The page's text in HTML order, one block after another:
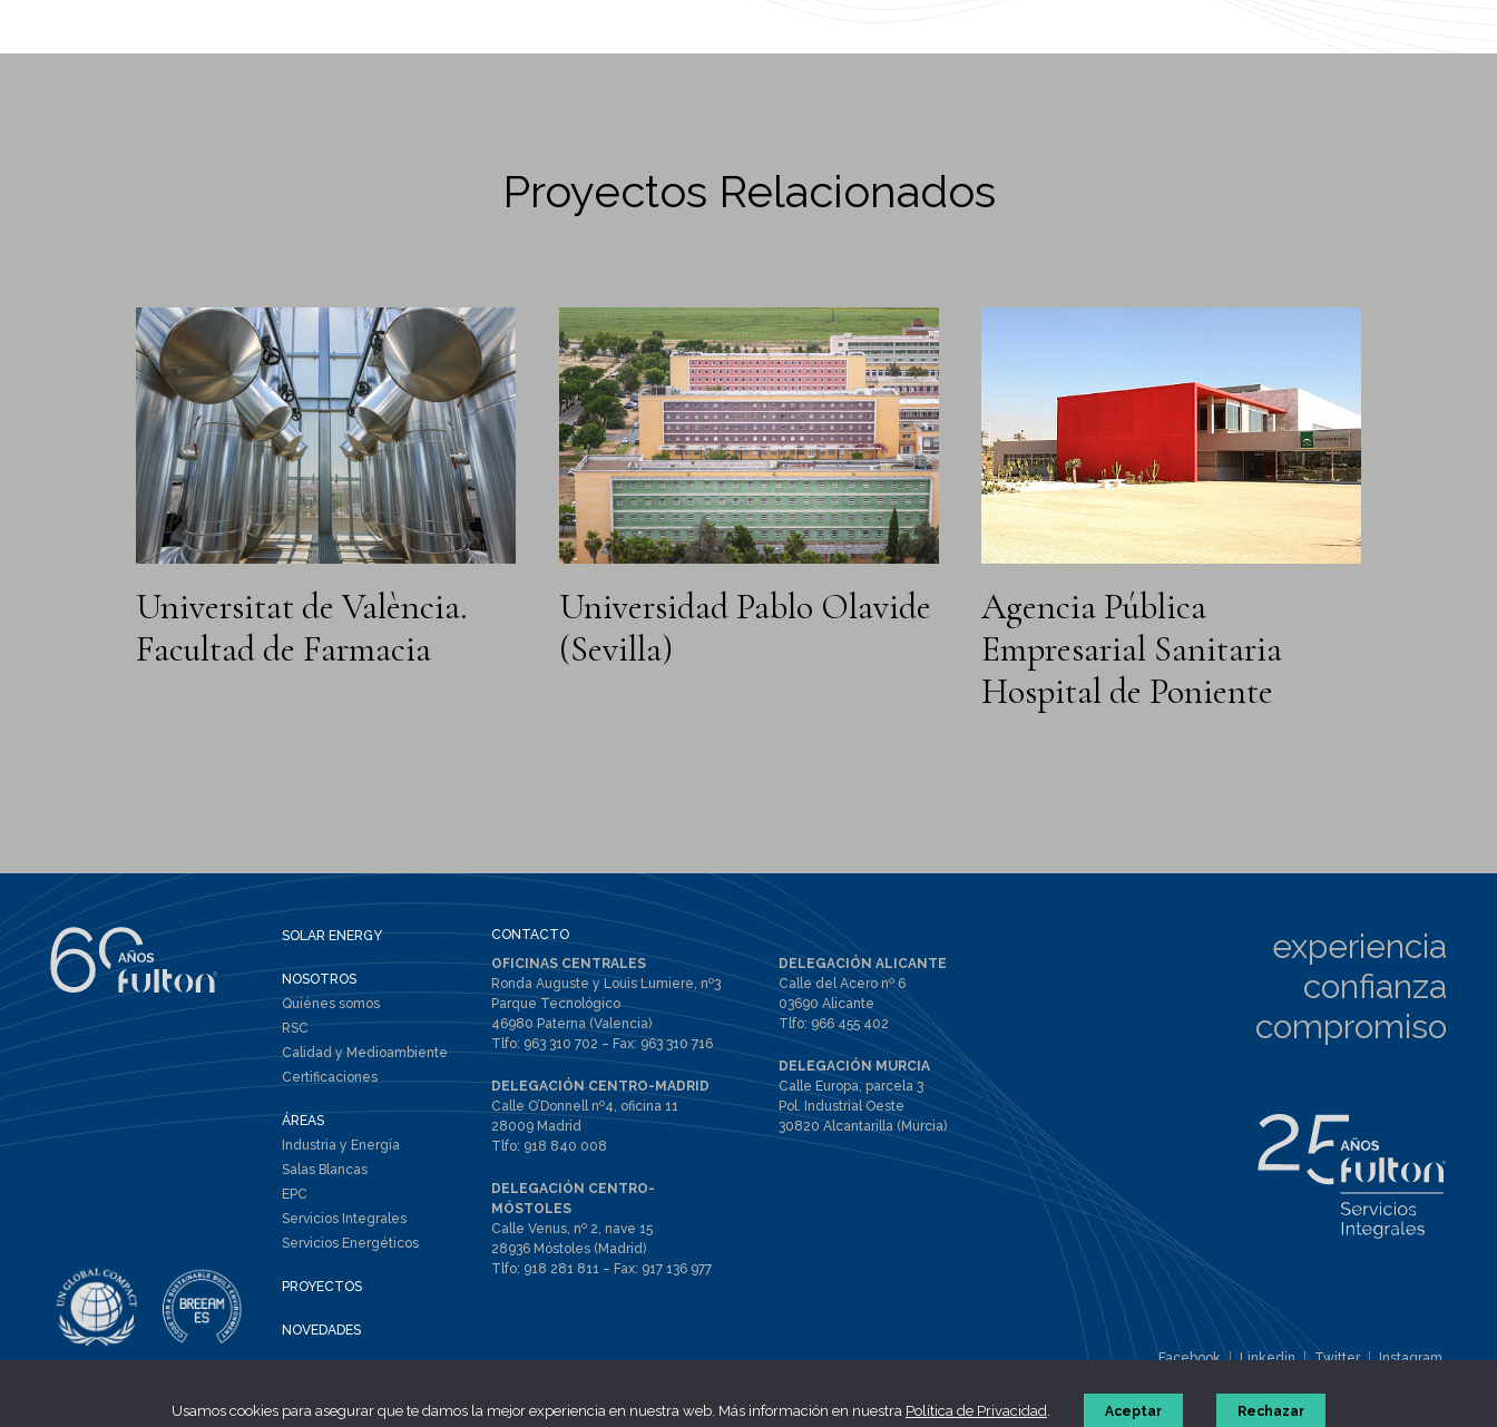
Proyectos Relacionados
Universitat de València.
Facultad de Farmacia
Universidad Pablo Olavide
(Sevilla)
Agencia Pública
Empresarial Sanitaria
Hospital de Poniente
SOLAR ENERGY
NOSOTROS
Quiénes somos
RSC
Calidad y Medioambiente
Certificaciones
ÁREAS
Industria y Energía
Salas Blancas
EPC
Servicios Integrales
Servicios Energéticos
PROYECTOS
NOVEDADES
CONTACTO
OFICINAS CENTRALES
Ronda Auguste y Louis Lumiere, nº3
Parque Tecnológico
46980 Paterna (Valencia)
Tlfo: 963 310 702 – Fax: 963 310 716
DELEGACIÓN CENTRO-MADRID
Calle O’Donnell nº4, oficina 11
28009 Madrid
Tlfo: 918 840 008
DELEGACIÓN CENTRO-
MÓSTOLES
Calle Venus, nº 2, nave 15
28936 Móstoles (Madrid)
Tlfo: 918 281 811 – Fax: 917 136 977
DELEGACIÓN ALICANTE
Calle del Acero nº 6
03690 Alicante
Tlfo:966 455 402
DELEGACIÓN MURCIA
Calle Europa, parcela 3
Pol. Industrial Oeste
30820 Alcantarilla (Murcia)
experiencia
confianza
compromiso
Facebook | Linkedin | Twitter | Instagram
Usamos cookies para asegurar que te damos la mejor experiencia en nuestra web. Más información en nuestra Política de Privacidad. Aceptar Rechazar